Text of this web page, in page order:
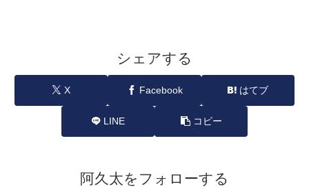
シェアする
X Facebook はてブ
LINE コピー
阿久太をフォローする